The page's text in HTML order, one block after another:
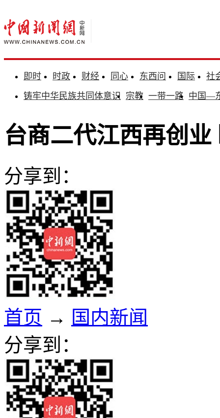
即时 时政 财经 同心 东西问 国际
社
铸牢中华民族共同体意识 宗教 一带一路 中国—
台商二代江西再创
分享到：
首页 → 国内新闻
分享到：